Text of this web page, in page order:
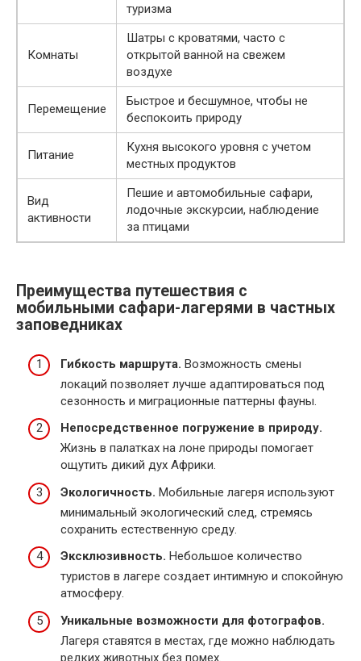
туризма
Комнаты
Шатры с кроватями, часто с
открытой ванной на свежем
воздухе
Перемещение
Быстрое и бесшумное, чтобы не
беспокоить природу
Питание
Кухня высокого уровня с учетом
местных продуктов
Вид
активности
Пешие и автомобильные сафари,
лодочные экскурсии, наблюдение
за птицами
Преимущества путешествия с
мобильными сафари-лагерями в частных
заповедниках
Гибкость маршрута. Возможность смены
локаций позволяет лучше адаптироваться под
сезонность и миграционные паттерны фауны.
Непосредственное погружение в природу.
Жизнь в палатках на лоне природы помогает
ощутить дикий дух Африки.
Экологичность. Мобильные лагеря используют
минимальный экологический след, стремясь
сохранить естественную среду.
Эксклюзивность. Небольшое количество
туристов в лагере создает интимную и спокойную
атмосферу.
Уникальные возможности для фотографов.
Лагеря ставятся в местах, где можно наблюдать
редких животных без помех.